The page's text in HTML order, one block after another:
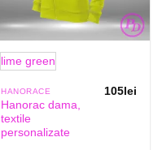
lime green
HANORACE
Hanorac dama,
textile
personalizate
105lei